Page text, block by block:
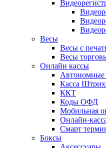
Весы
Весы с
Весы
Онлайн кассы
Автономные
Касса
ККТ
Коды ОФД
Мобильная
Онлайн-
Смарт
Боксы